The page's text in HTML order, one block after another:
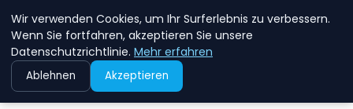
NEW ENERGY JOBS
Wir verwenden Cookies, um Ihr Surferlebnis zu verbessern.
Wenn Sie fortfahren, akzeptieren Sie unsere
Datenschutzrichtlinie. Mehr erfahren
Ablehnen Akzeptieren